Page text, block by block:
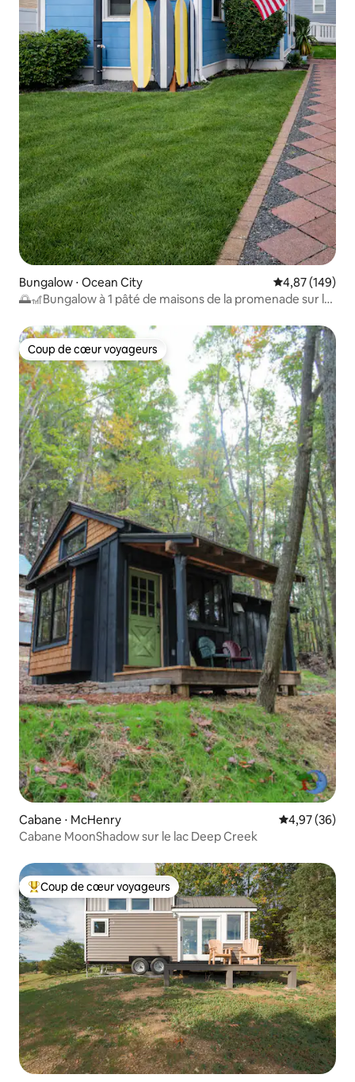
Bungalow ⋅ Ocean City Évaluation
4,87 (149)
🌅🎢Bungalow à 1 pâté de maisons de la promenade sur la
Coup de cœur voyageurs
Coup de cœur voyageurs
Cabane ⋅ McHenry Évaluation
4,97 (36)
Cabane MoonShadow sur le lac Deep Creek
Coups de cœur voyageurs les plus appréciés
Coup de cœur voyageurs